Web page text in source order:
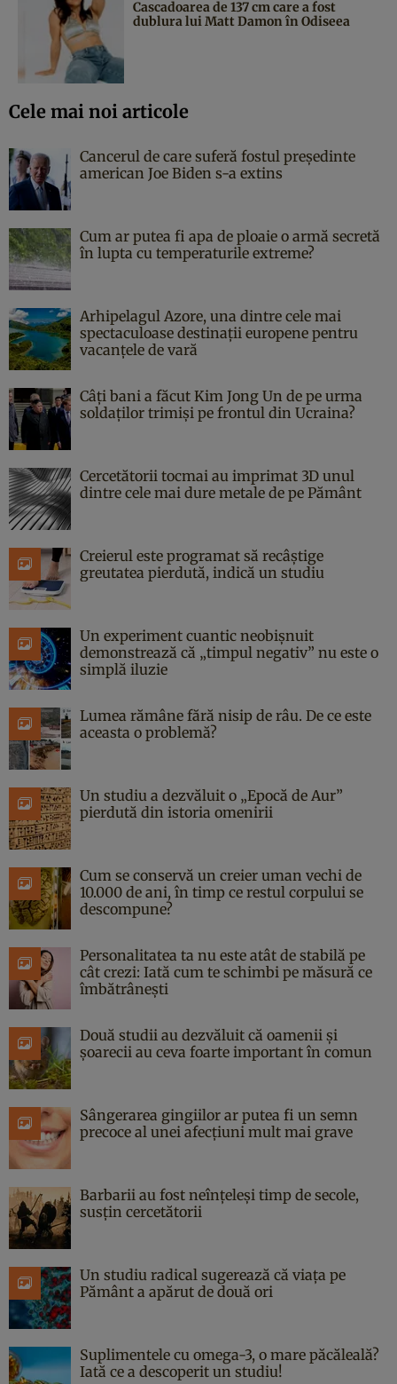
Cascadoarea de 137 cm care a fost
dublura lui Matt Damon în Odiseea
Cele mai noi articole
Cancerul de care suferă fostul președinte
american Joe Biden s-a extins
Cum ar putea fi apa de ploaie o armă secretă
în lupta cu temperaturile extreme?
Arhipelagul Azore, una dintre cele mai
spectaculoase destinații europene pentru
vacanțele de vară
Câți bani a făcut Kim Jong Un de pe urma
soldaților trimiși pe frontul din Ucraina?
Cercetătorii tocmai au imprimat 3D unul
dintre cele mai dure metale de pe Pământ
Creierul este programat să recâștige
greutatea pierdută, indică un studiu
Un experiment cuantic neobișnuit
demonstrează că „timpul negativ” nu este o
simplă iluzie
Lumea rămâne fără nisip de râu. De ce este
aceasta o problemă?
Un studiu a dezvăluit o „Epocă de Aur”
pierdută din istoria omenirii
Cum se conservă un creier uman vechi de
10.000 de ani, în timp ce restul corpului se
descompune?
Personalitatea ta nu este atât de stabilă pe
cât crezi: Iată cum te schimbi pe măsură ce
îmbătrânești
Două studii au dezvăluit că oamenii și
șoarecii au ceva foarte important în comun
Sângerarea gingiilor ar putea fi un semn
precoce al unei afecțiuni mult mai grave
Barbarii au fost neînțeleși timp de secole,
susțin cercetătorii
Un studiu radical sugerează că viața pe
Pământ a apărut de două ori
Suplimentele cu omega-3, o mare păcăleală?
Iată ce a descoperit un studiu!